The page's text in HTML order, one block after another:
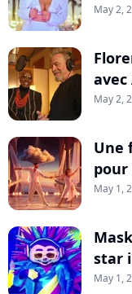
May 2,
avec
May 2,
Une
pour
May 1,
star
May 1,